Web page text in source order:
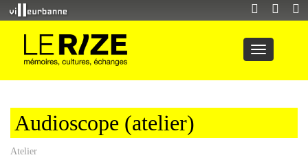
Audioscope (atelier)
Atelier